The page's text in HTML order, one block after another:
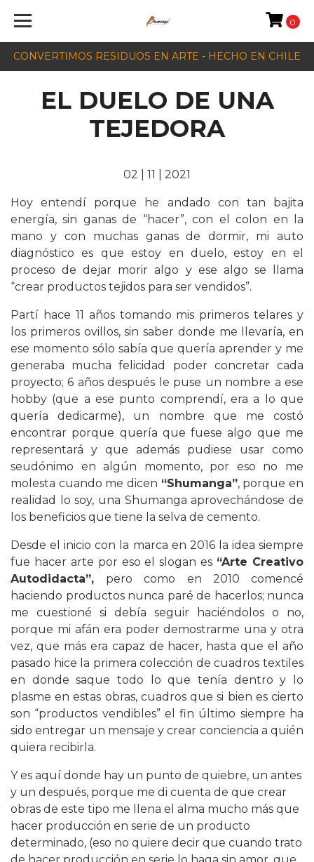
CONVERTIMOS RESIDUOS EN ARTE - HECHO EN CHILE
0
EL DUELO DE UNA
TEJEDORA
02 | 11 | 2021
Hoy entendí porque he andado con tan bajita
energía, sin ganas de “hacer”, con el colon en la
mano y con muchas ganas de dormir, mi auto
diagnóstico es que estoy en duelo, estoy en el
proceso de dejar morir algo y ese algo se llama
“crear productos tejidos para ser vendidos”.
Partí hace 11 años tomando mis primeros telares y
los primeros ovillos, sin saber donde me llevaría, en
ese momento sólo sabía que quería aprender y me
generaba mucha felicidad poder concretar cada
proyecto; 6 años después le puse un nombre a ese
hobby (que a ese punto comprendí, era a lo que
quería dedicarme), un nombre que me costó
encontrar porque quería que fuese algo que me
representará y que además pudiese usar como
seudónimo en algún momento, por eso no me
molesta cuando me dicen “Shumanga”, porque en
realidad lo soy, una Shumanga aprovechándose de
los beneficios que tiene la selva de cemento.
Desde el inicio con la marca en 2016 la idea siempre
fue hacer arte por eso el slogan es “Arte Creativo
Autodidacta”, pero como en 2010 comencé
haciendo productos nunca paré de hacerlos; nunca
me cuestioné si debía seguir haciéndolos o no,
porque mi afán era poder demostrarme una y otra
vez, que más era capaz de hacer, hasta que el año
pasado hice la primera colección de cuadros textiles
en donde saque todo lo que tenía dentro y lo
plasme en estas obras, cuadros que si bien es cierto
son “productos vendibles” el fin último siempre ha
sido entregar un mensaje y crear conciencia a quién
quiera recibirla.
Y es aquí donde hay un punto de quiebre, un antes
y un después, porque me di cuenta de que crear
obras de este tipo me llena el alma mucho más que
hacer producción en serie de un producto
determinado, (eso no quiere decir que cuando trato